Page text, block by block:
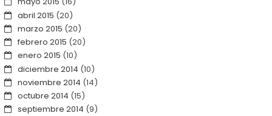
abril 2015 (20)
marzo 2015 (20)
febrero 2015 (20)
enero 2015 (10)
diciembre 2014 (10)
noviembre 2014 (14)
octubre 2014 (15)
septiembre 2014 (9)